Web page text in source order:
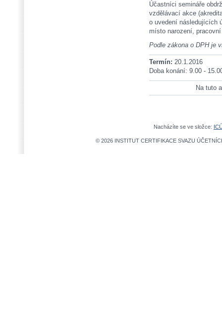
Účastníci semináře
vzdělávací akce
o uvedení následujících
místo narození,
Podle zákona o DPH je
Termín: 20.1.2016
Doba konání: 9.00 -
Na tuto
Nacházíte se ve složce:
© 2026 INSTITUT CERTIFIKACE SVAZU